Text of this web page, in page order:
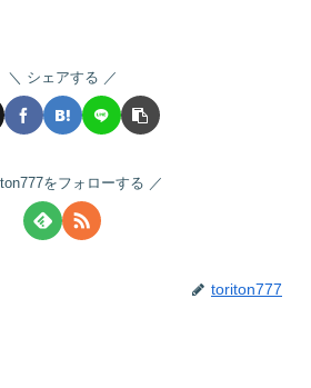
シェアする
をフォローする
toriton777